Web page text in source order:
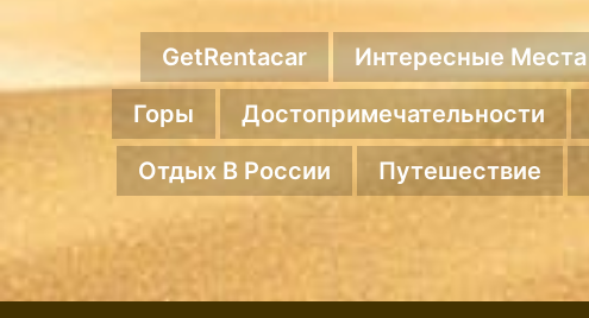
GetRentacar Интересные Места
Горы
Достопримечательности
Отдых В России
Путешествие